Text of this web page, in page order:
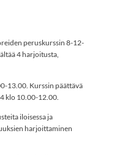
peruskurssin 8-12-
4 harjoitusta,
13.00. Kurssin päättävä
klo 10.00-12.00.
iloisessa ja
harjoittaminen